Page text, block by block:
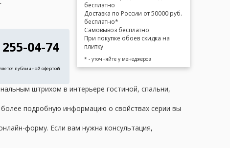
04-74
публичной офертой
бесплатно
Доставка по России от 50000 руб.
бесплатно*
Самовывоз бесплатно
При покупке обоев скидка на
плитку
* - уточняйте у менеджеров
штрихом в интерьере гостиной, спальни,
подробную информацию о свойствах серии вы
форму. Если вам нужна консультация,